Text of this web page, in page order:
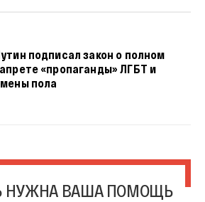
подписал закон о полном
«пропаганды» ЛГБТ и
пола
НУЖНА ВАША ПОМОЩЬ